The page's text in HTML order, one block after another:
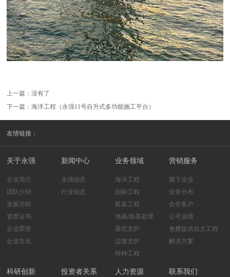
上一篇：没有了
下一篇：海洋工程（永强11号自升式多功能施工平台）
友情链接：
关于永强
企业简介
团队介绍
发展历程
资质证书
企业荣誉
企业文化
新闻中心
永强动态
行业动态
业务领域
海洋工程
国际工程
桩基工程
地基/路基处理
基坑支护
边坡支护
特种工程
营销服务
旗下企业
业务分布
合作客户
公司业绩
免费提供岩土工程
解决方案
科研创新 投资者关系 人力资源 联系我们